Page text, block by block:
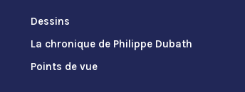
Dessins
La chronique de Philippe Dubath
Points de vue